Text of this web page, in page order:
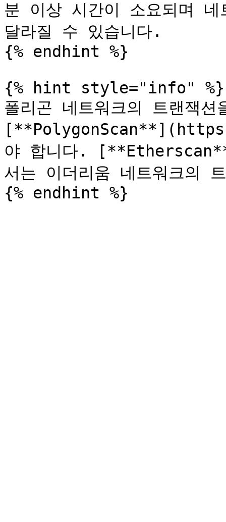
분 이상 시간이 소요되며
달라질 수 있습니다.
{% endhint %}
{% hint style="info" %}
폴리곤 네트워크의 트랜잭션
야 합니다.
서는 이더리움 네트워크의